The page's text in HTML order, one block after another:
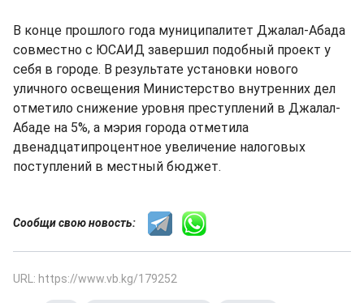
В конце прошлого года муниципалитет Джалал-Абада
совместно с ЮСАИД завершил подобный проект у
себя в городе. В результате установки нового
уличного освещения Министерство внутренних дел
отметило снижение уровня преступлений в Джалал-
Абаде на 5%, а мэрия города отметила
двенадцатипроцентное увеличение налоговых
поступлений в местный бюджет.
Сообщи свою новость:
URL: https://www.vb.kg/179252